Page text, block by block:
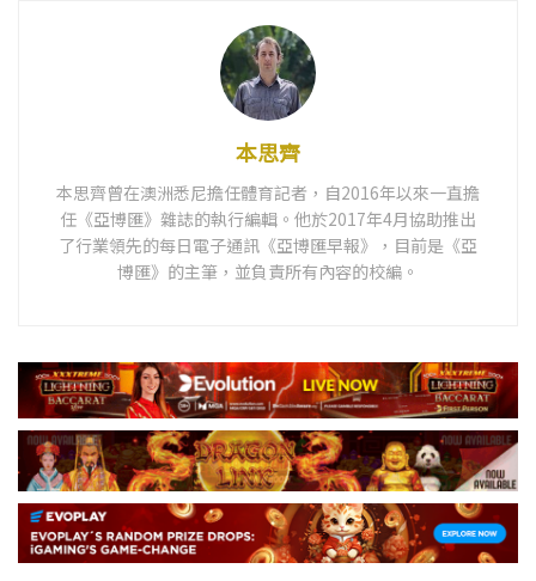
本思齊
本思齊曾在澳洲悉尼擔任體育記者，自2016年以來一直擔
任《亞博匯》雜誌的執行編輯。他於2017年4月協助推出
了行業領先的每日電子通訊《亞博匯早報》，目前是《亞
博匯》的主筆，並負責所有內容的校編。